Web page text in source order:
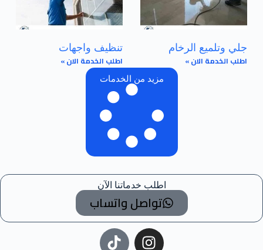
جلي وتلميع الرخام
اطلب الخدمة الان »
تنظيف واجهات
اطلب الخدمة الان »
مزيد من الخدمات
اطلب خدماتنا الآن
تواصل واتساب